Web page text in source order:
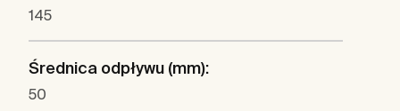
145
Średnica odpływu (mm):
50